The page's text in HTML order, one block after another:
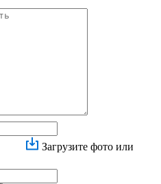
Загрузите фото или